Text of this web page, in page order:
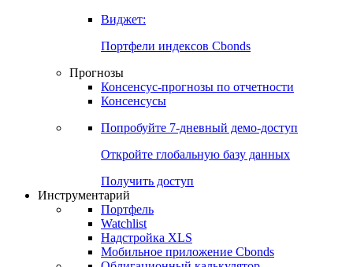
Виджет:
Портфели индексов Cbonds
Прогнозы
Консенсус-прогнозы по отчетности
Консенсусы
Попробуйте 7-дневный демо-доступ
Откройте глобальную базу данных
Получить доступ
Инструментарий
Портфель
Watchlist
Надстройка XLS
Мобильное приложение Cbonds